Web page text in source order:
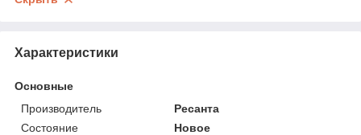
Характеристики
Основные
Производитель
Ресанта
Состояние
Новое